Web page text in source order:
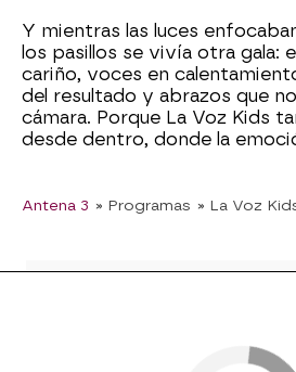
Y mientras las luces
los pasillos se vivía otra gala:
cariño, voces en
del resultado y abrazos que
cámara. Porque La Voz Kids
desde dentro, donde la
Antena 3 » Programas » La Voz